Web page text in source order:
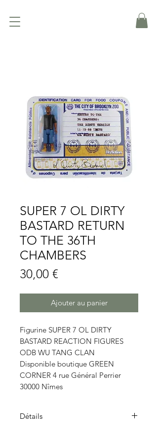
SUPER 7 OL DIRTY
BASTARD RETURN
TO THE 36TH
CHAMBERS
30,00 €
Ajouter au panier
Figurine SUPER 7 OL DIRTY
BASTARD REACTION FIGURES
ODB WU TANG CLAN
Disponible boutique GREEN
CORNER 4 rue Général Perrier
30000 Nîmes
Détails